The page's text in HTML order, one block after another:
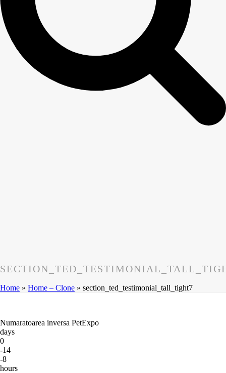
Home » Home – Clone » section_ted_testimonial_tall_tight7
Numaratoarea inversa PetExpo
days
0
-14
-8
hours